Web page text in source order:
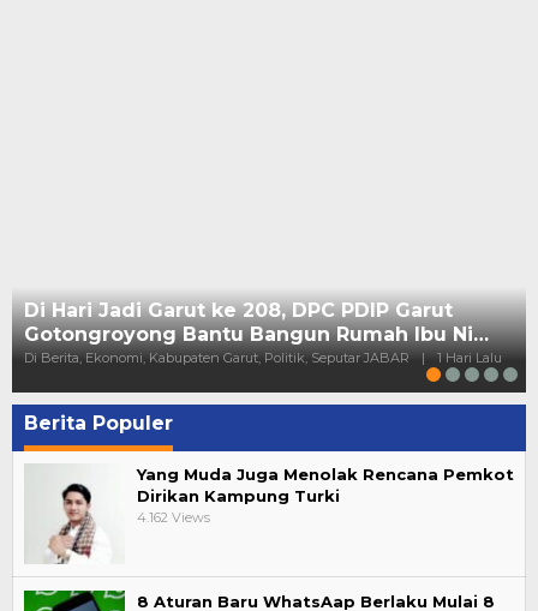
Di Hari Jadi Garut ke 208, DPC PDIP Garut
Gotongroyong Bantu Bangun Rumah Ibu Ni…
Di Berita, Ekonomi, Kabupaten Garut, Politik, Seputar JABAR | 1 Hari Lalu
Berita Populer
Yang Muda Juga Menolak Rencana Pemkot
Dirikan Kampung Turki
4.162 Views
8 Aturan Baru WhatsAap Berlaku Mulai 8